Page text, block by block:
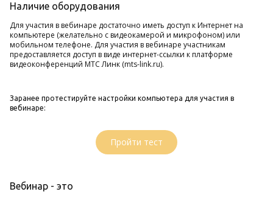
Наличие оборудования
Для участия в вебинаре достаточно иметь доступ к Интернет на
компьютере (желательно с видеокамерой и микрофоном) или
мобильном телефоне. Для участия в вебинаре участникам
предоставляется доступ в виде интернет-ссылки к платформе
видеоконференций МТС Линк (mts-link.ru).
Заранее протестируйте настройки компьютера для участия в
вебинаре:
Пройти тест
Вебинар - это